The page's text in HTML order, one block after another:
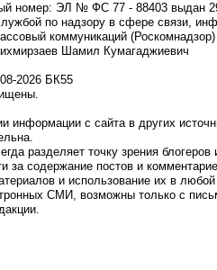
номер: ЭЛ № ФС 77 - 88403 выдан
по надзору в сфере связи,
коммуникаций (Роскомнадзор)
Шамил Кумагаджиевич
2026 БК55
информации с сайта в других
разделяет точку зрения блогеров
за содержание постов и
и использование их в
СМИ, возможны только с